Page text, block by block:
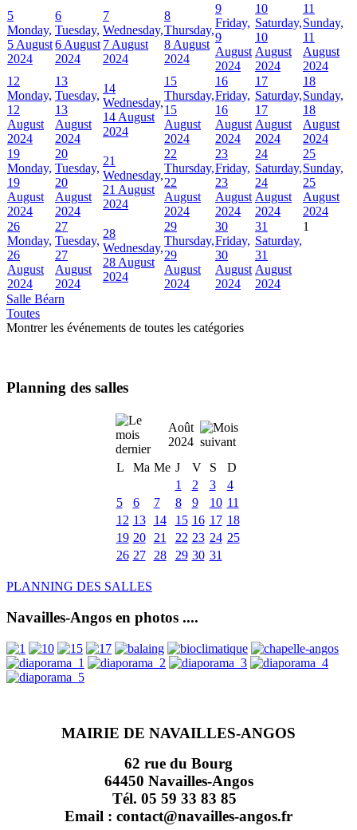
5
Monday,
5 August
2024
6
Tuesday,
6 August
2024
7
Wednesday,
7 August
2024
8
Thursday,
8 August
2024
9
Friday,
9
August
2024
10
Saturday,
10
August
2024
11
Sunday,
11
August
2024
12
Monday,
12
August
2024
13
Tuesday,
13
August
2024
14
Wednesday,
14 August
2024
15
Thursday,
15
August
2024
16
Friday,
16
August
2024
17
Saturday,
17
August
2024
18
Sunday,
18
August
2024
19
Monday,
19
August
2024
20
Tuesday,
20
August
2024
21
Wednesday,
21 August
2024
22
Thursday,
22
August
2024
23
Friday,
23
August
2024
24
Saturday,
24
August
2024
25
Sunday,
25
August
2024
26
Monday,
26
August
2024
27
Tuesday,
27
August
2024
28
Wednesday,
28 August
2024
29
Thursday,
29
August
2024
30
Friday,
30
August
2024
31
Saturday,
31
August
2024
1
Salle Béarn
Toutes
Montrer les événements de toutes les catégories
Planning des salles
Août
2024
L
Ma Me J V S
D
1
2 3
4
5
6 7 8 9 10 11
12 13 14 15 16 17 18
19 20 21 22 23 24 25
26 27 28 29 30 31
PLANNING DES SALLES
Navailles-Angos en photos ....
MAIRIE DE NAVAILLES-ANGOS
62 rue du Bourg
64450 Navailles-Angos
Tél. 05 59 33 83 85
Email : contact@navailles-angos.fr